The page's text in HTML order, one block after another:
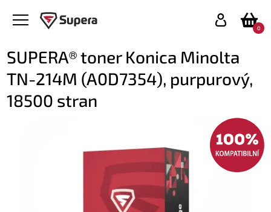
0
SUPERA® toner Konica Minolta
TN-214M (A0D7354), purpurový,
18500 stran